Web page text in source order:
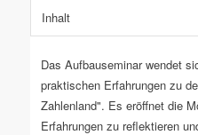
Inhalt
Das Aufbauseminar wendet
praktischen Erfahrungen zu
Zahlenland". Es eröffnet die
Erfahrungen zu reflektieren